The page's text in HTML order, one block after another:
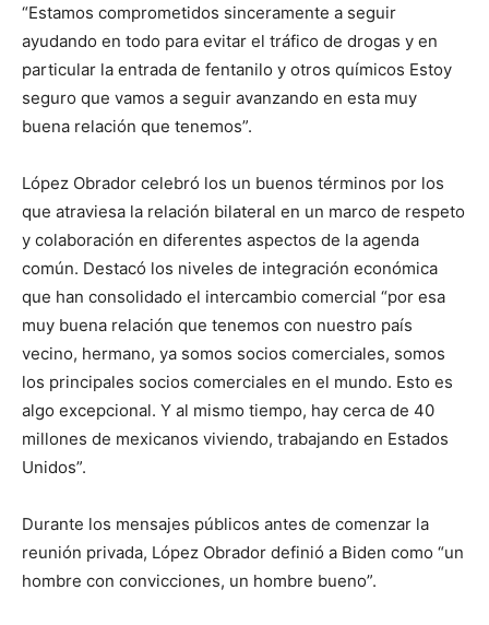
“Estamos comprometidos sinceramente a seguir
ayudando en todo para evitar el tráfico de drogas y en
particular la entrada de fentanilo y otros químicos Estoy
seguro que vamos a seguir avanzando en esta muy
buena relación que tenemos”.
López Obrador celebró los un buenos términos por los
que atraviesa la relación bilateral en un marco de respeto
y colaboración en diferentes aspectos de la agenda
común. Destacó los niveles de integración económica
que han consolidado el intercambio comercial “por esa
muy buena relación que tenemos con nuestro país
vecino, hermano, ya somos socios comerciales, somos
los principales socios comerciales en el mundo. Esto es
algo excepcional. Y al mismo tiempo, hay cerca de 40
millones de mexicanos viviendo, trabajando en Estados
Unidos”.
Durante los mensajes públicos antes de comenzar la
reunión privada, López Obrador definió a Biden como “un
hombre con convicciones, un hombre bueno”.